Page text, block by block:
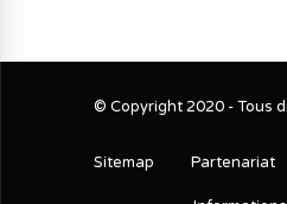
© Copyright 2020 - Tous
Sitemap Partenariat